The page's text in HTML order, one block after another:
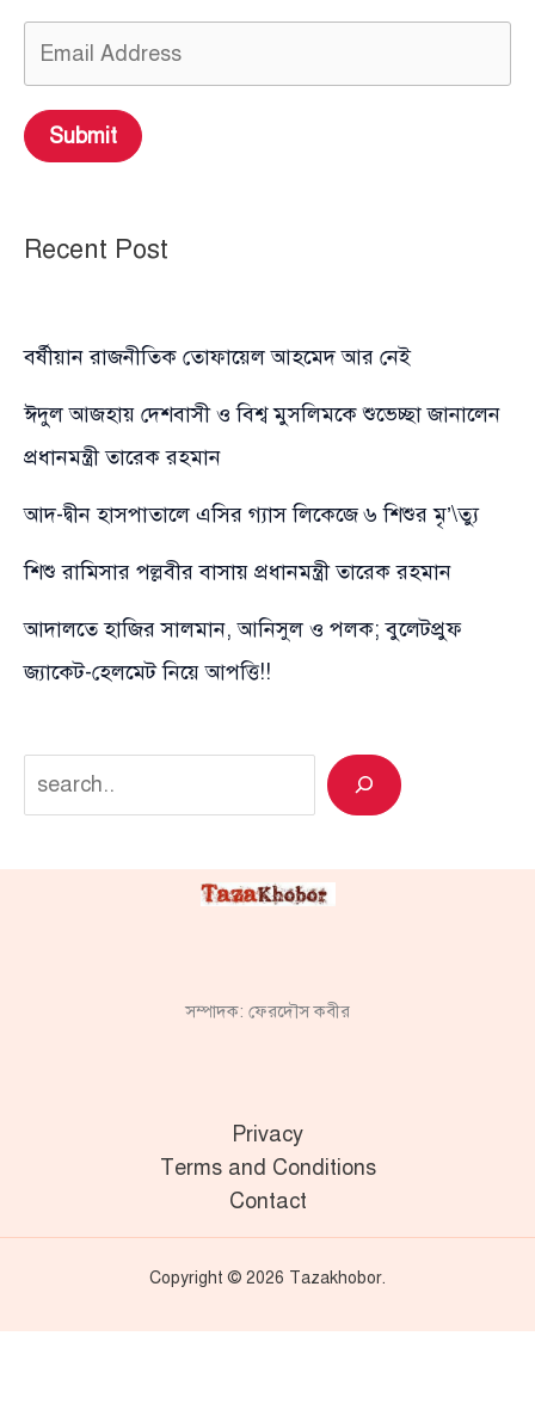
Submit
Recent Post
বর্ষীয়ান রাজনীতিক তোফায়েল আহমেদ আর নেই
ঈদুল আজহায় দেশবাসী ও বিশ্ব মুসলিমকে শুভেচ্ছা জানালেন
প্রধানমন্ত্রী তারেক রহমান
আদ-দ্বীন হাসপাতালে এসির গ্যাস লিকেজে ৬ শিশুর মৃ’\ত্যু
শিশু রামিসার পল্লবীর বাসায় প্রধানমন্ত্রী তারেক রহমান
আদালতে হাজির সালমান, আনিসুল ও পলক; বুলেটপ্রুফ
জ্যাকেট-হেলমেট নিয়ে আপত্তি!!
Search
সম্পাদক: ফেরদৌস কবীর
Privacy
Terms and Conditions
Contact
Copyright © 2026 Tazakhobor.